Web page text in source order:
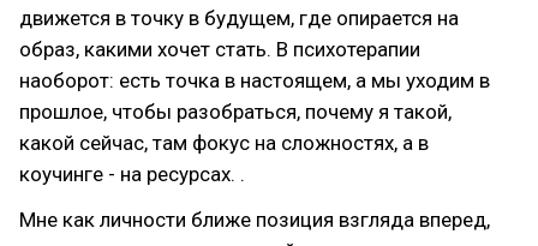
движется в точку в будущем, где опирается на
образ, какими хочет стать. В психотерапии
наоборот: есть точка в настоящем, а мы уходим в
прошлое, чтобы разобраться, почему я такой,
какой сейчас, там фокус на сложностях, а в
коучинге - на ресурсах. .
Мне как личности ближе позиция взгляда вперед,